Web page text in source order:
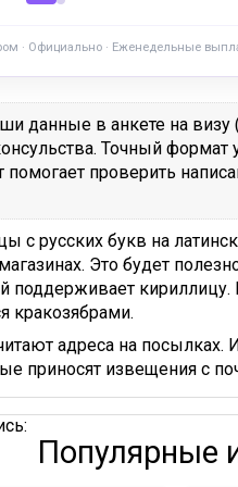
· Официально · Еженедельные
данные в анкете на визу
Точный формат
проверить
с русских букв на
Это будет
поддерживает кириллицу.
кракозябрами.
адреса на посылках.
приносят извещения с
Популярные